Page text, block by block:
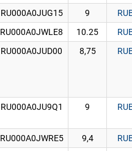
RU000A0JUG15 9
RU000A0JWLE8 10.25
RU000A0JUD00 8,75
RU000A0JU9Q1 9
RU000A0JWRE5 9,4